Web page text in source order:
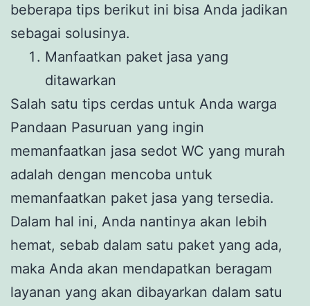
beberapa tips berikut ini bisa Anda jadikan
sebagai solusinya.
Manfaatkan paket jasa yang
ditawarkan
Salah satu tips cerdas untuk Anda warga
Pandaan Pasuruan yang ingin
memanfaatkan jasa sedot WC yang murah
adalah dengan mencoba untuk
memanfaatkan paket jasa yang tersedia.
Dalam hal ini, Anda nantinya akan lebih
hemat, sebab dalam satu paket yang ada,
maka Anda akan mendapatkan beragam
layanan yang akan dibayarkan dalam satu